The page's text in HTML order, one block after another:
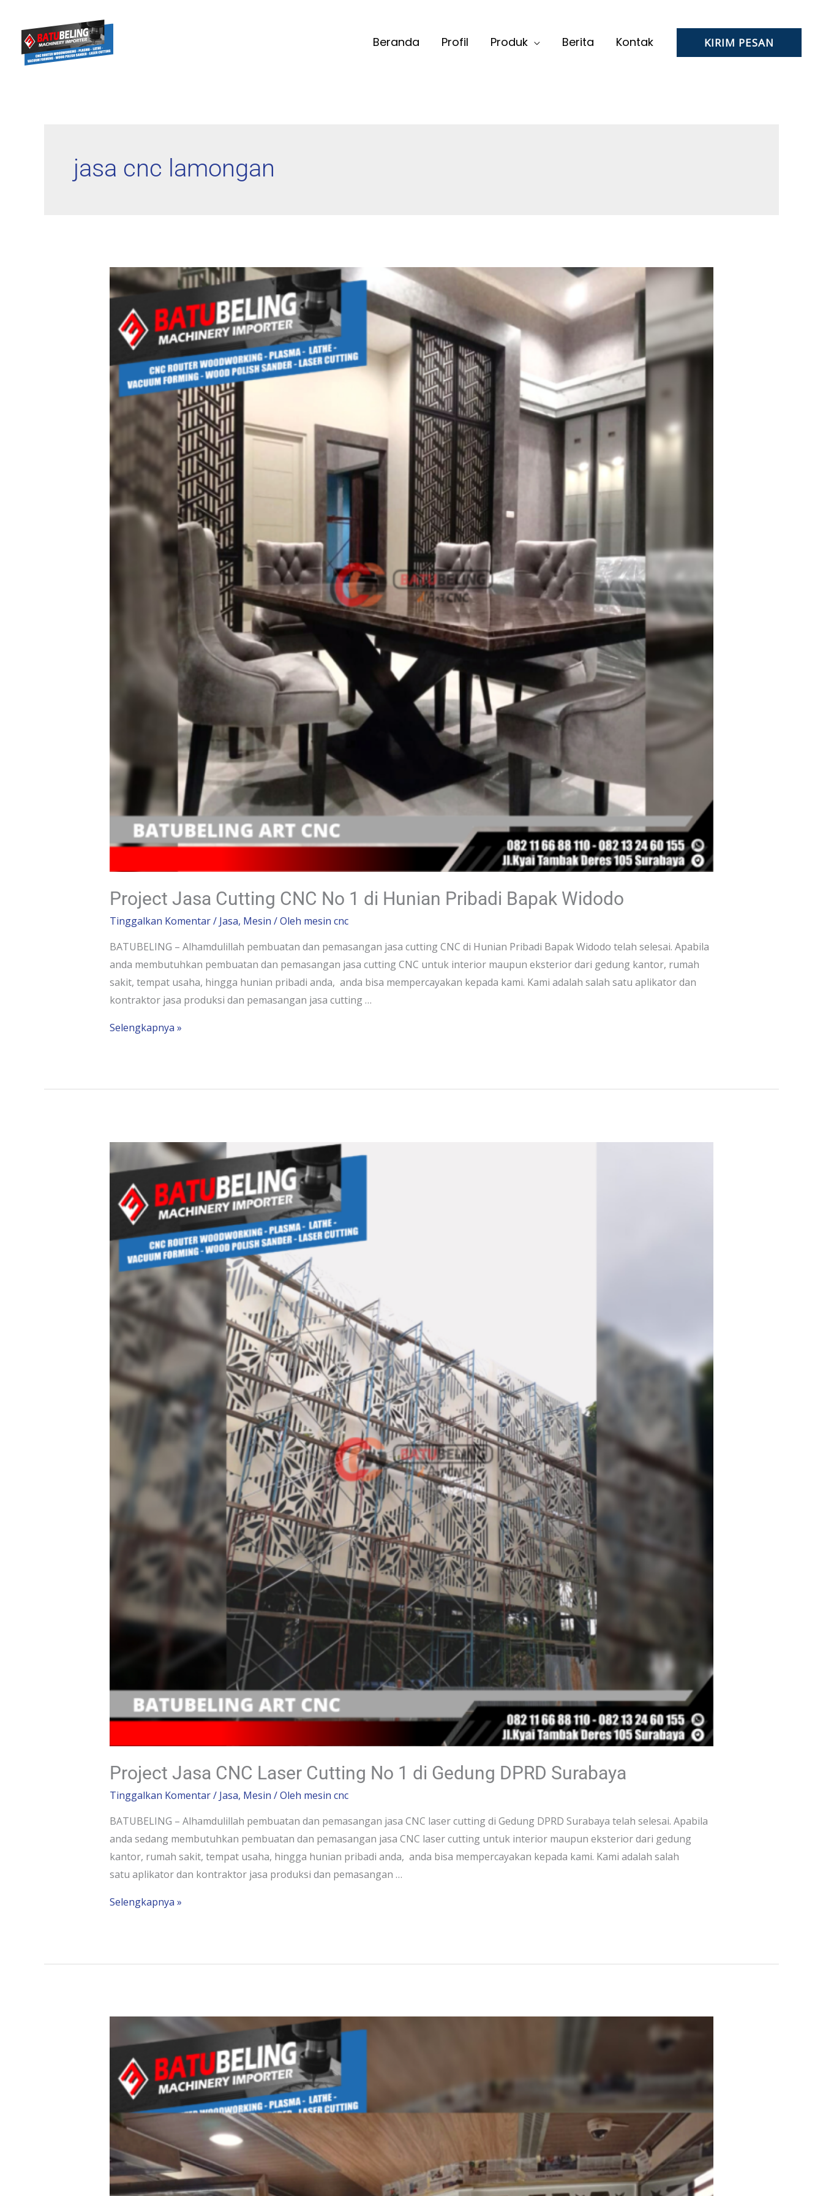
Beranda Profil Produk Berita Kontak KIRIM PESAN
jasa cnc lamongan
Project Jasa Cutting CNC No 1 di Hunian Pribadi Bapak Widodo
Tinggalkan Komentar/ Jasa, Mesin / Oleh mesin cnc
BATUBELING – Alhamdulillah pembuatan dan pemasangan jasa cutting CNC di Hunian Pribadi Bapak Widodo telah selesai. Apabila
anda membutuhkan pembuatan dan pemasangan jasa cutting CNC untuk interior maupun eksterior dari gedung kantor, rumah
sakit, tempat usaha, hingga hunian pribadi anda, anda bisa mempercayakan kepada kami. Kami adalah salah satu aplikator dan
kontraktor jasa produksi dan pemasangan jasa cutting …
Selengkapnya »
Project Jasa CNC Laser Cutting No 1 di Gedung DPRD Surabaya
Tinggalkan Komentar/ Jasa, Mesin / Oleh mesin cnc
BATUBELING – Alhamdulillah pembuatan dan pemasangan jasa CNC laser cutting di Gedung DPRD Surabaya telah selesai. Apabila
anda sedang membutuhkan pembuatan dan pemasangan jasa CNC laser cutting untuk interior maupun eksterior dari gedung
kantor, rumah sakit, tempat usaha, hingga hunian pribadi anda, anda bisa mempercayakan kepada kami. Kami adalah salah
satu aplikator dan kontraktor jasa produksi dan pemasangan …
Selengkapnya »